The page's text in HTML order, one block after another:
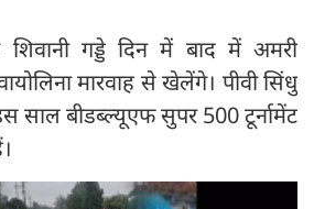
शिवानी गड्डे दिन में बाद में अमरी
मारवाह से खेलेंगे। पीवी सिंधु
साल बीडब्ल्यूएफ सुपर 500 टूर्नामेंट